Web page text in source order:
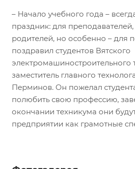
– Начало учебного года –
праздник: для преподавателей,
родителей, но особенно – для
поздравил студентов Вятского
электромашиностроительного
заместитель главного
Перминов. Он пожелал
полюбить свою профессию,
окончании техникума они
предприятии как грамотные